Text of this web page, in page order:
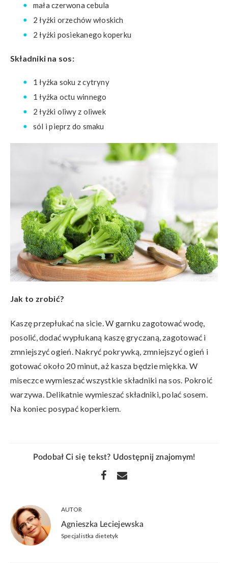
mała czerwona cebula
2 łyżki orzechów włoskich
2 łyżki posiekanego koperku
Składniki na sos:
1 łyżka soku z cytryny
1 łyżka octu winnego
2 łyżki oliwy z oliwek
sól i pieprz do smaku
Jak to zrobić?
Kaszę przepłukać na sicie. W garnku zagotować wodę,
posolić, dodać wypłukaną kaszę gryczaną, zagotować i
zmniejszyć ogień. Nakryć pokrywką, zmniejszyć ogień i
gotować około 20 minut, aż kasza będzie miękka. W
miseczce wymieszać wszystkie składniki na sos. Pokroić
warzywa. Delikatnie wymieszać składniki, polać sosem.
Na koniec posypać koperkiem.
Podobał Ci się tekst? Udostępnij znajomym!
AUTOR
Agnieszka Leciejewska
Specjalistka dietetyk